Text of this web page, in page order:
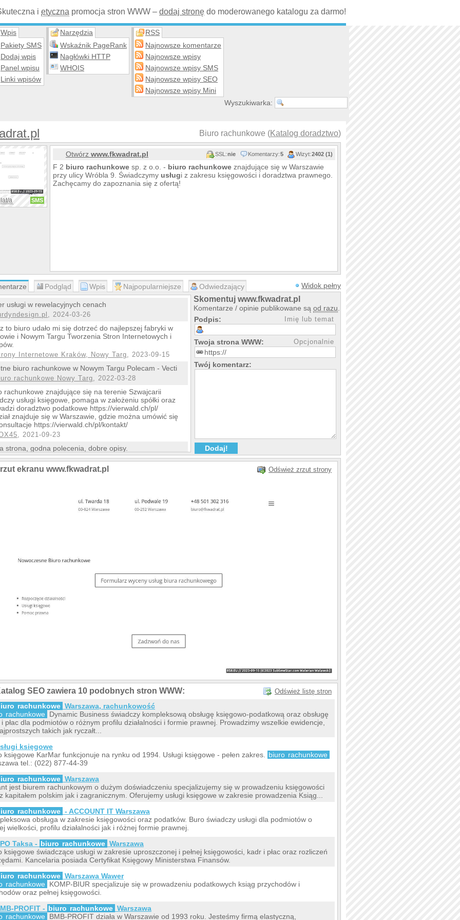
i etyczna promocja stron WWW – dodaj stronę do moderowanego katalogu za darmo!
Wpis
Pakiety SMS
Dodaj wpis
Panel wpisu
Linki wpisów
Narzędzia
Wskaźnik PageRank
Nagłówki HTTP
WHOIS
RSS
Najnowsze komentarze
Najnowsze wpisy
Najnowsze wpisy SMS
Najnowsze wpisy SEO
Najnowsze wpisy Mini
Wyszukiwarka:
Biuro rachunkowe (Katalog doradztwo)
a SMS
Otwórz www.fkwadrat.pl SSL:nie Komentarzy:5 Wizyt:2402 (1)
F 2 biuro rachunkowe sp. z o.o. - biuro rachunkowe znajdujące się w Warszawie
przy ulicy Wróbla 9. Świadczymy usługi z zakresu księgowości i doradztwa prawnego.
Zachęcamy do zapoznania się z ofertą!
Podgląd Wpis Najpopularniejsze Odwiedzający Widok pełny
usługi w rewelacyjnych cenach
, 2024-03-26
to biuro udało mi się dotrzeć do najlepszej fabryki w
i Nowym Targu Tworzenia Stron Internetowych i
Internetowe Kraków, Nowy Targ, 2023-09-15
biuro rachunkowe w Nowym Targu Polecam - Vecti
rachunkowe Nowy Targ, 2022-03-28
rachunkowe znajdujące się na terenie Szwajcarii
usługi księgowe, pomaga w założeniu spółki oraz
doradztwo podatkowe https://vierwald.ch/pl/
znajduje się w Warszawie, gdzie można umówić się
https://vierwald.ch/pl/kontakt/
, 2021-09-23
strona, godna polecenia, dobre opisy.
plakaty reklamowe Skierniewice, 2014-03-30
Skomentuj www.fkwadrat.pl
Komentarze / opinie publikowane są od razu
Podpis:
Imię lub temat
Twoja strona WWW: Opcjonalnie
Twój komentarz:
ekranu www.fkwadrat.pl Odśwież zrzut strony
SEO zawiera 10 podobnych stron WWW: Odśwież listę stron
rachunkowe Warszawa, rachunkowość
rachunkowe
Dynamic Business świadczy kompleksową obsługę księgowo-podatkową oraz obsługę
płac dla podmiotów o różnym profilu działalności i formie prawnej. Prowadzimy wszelkie ewidencje,
takich jak ryczałt...
księgowe
księgowe KarMar funkcjonuje na rynku od 1994. Usługi księgowe - pełen zakres.
biuro rachunkowe
tel.: (022) 877-44-39
rachunkowe Warszawa
jest biurem rachunkowym o dużym doświadczeniu specjalizujemy się w prowadzeniu księgowości
kapitałem polskim jak i zagranicznym. Oferujemy usługi księgowe w zakresie prowadzenia Ksiąg...
rachunkowe - ACCOUNT IT Warszawa
obsługa w zakresie księgowości oraz podatków. Buro świadczy usługi dla podmiotów o
wielkości, profilu działalności jak i różnej formie prawnej.
Taksa - biuro rachunkowe Warszawa
księgowe świadczące usługi w zakresie uproszczonej i pełnej księgowości, kadr i płac oraz rozliczeń
Kancelaria posiada Certyfikat Księgowy Ministerstwa Finansów.
rachunkowe Warszawa Wawer
rachunkowe
KOMP-BIUR specjalizuje się w prowadzeniu podatkowych ksiąg przychodów i
oraz pełnej księgowości.
PROFIT - biuro rachunkowe Warszawa
rachunkowe BMB-PROFIT działa w Warszawie od 1993 roku. Jesteśmy firmą elastyczną,